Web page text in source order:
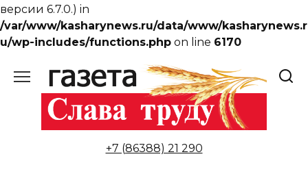
версии 6.7.0.) in
/var/www/kasharynews.ru/data/www/kasharynews.r
u/wp-includes/functions.php on line 6170
содержанию
+7 (86388) 21 290